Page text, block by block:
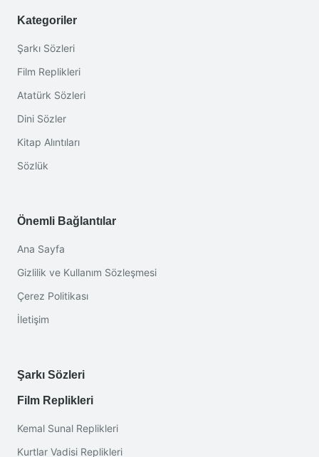
Kategoriler
Şarkı Sözleri
Film Replikleri
Atatürk Sözleri
Dini Sözler
Kitap Alıntıları
Sözlük
Önemli Bağlantılar
Ana Sayfa
Gizlilik ve Kullanım Sözleşmesi
Çerez Politikası
İletişim
Şarkı Sözleri
Film Replikleri
Kemal Sunal Replikleri
Kurtlar Vadisi Replikleri